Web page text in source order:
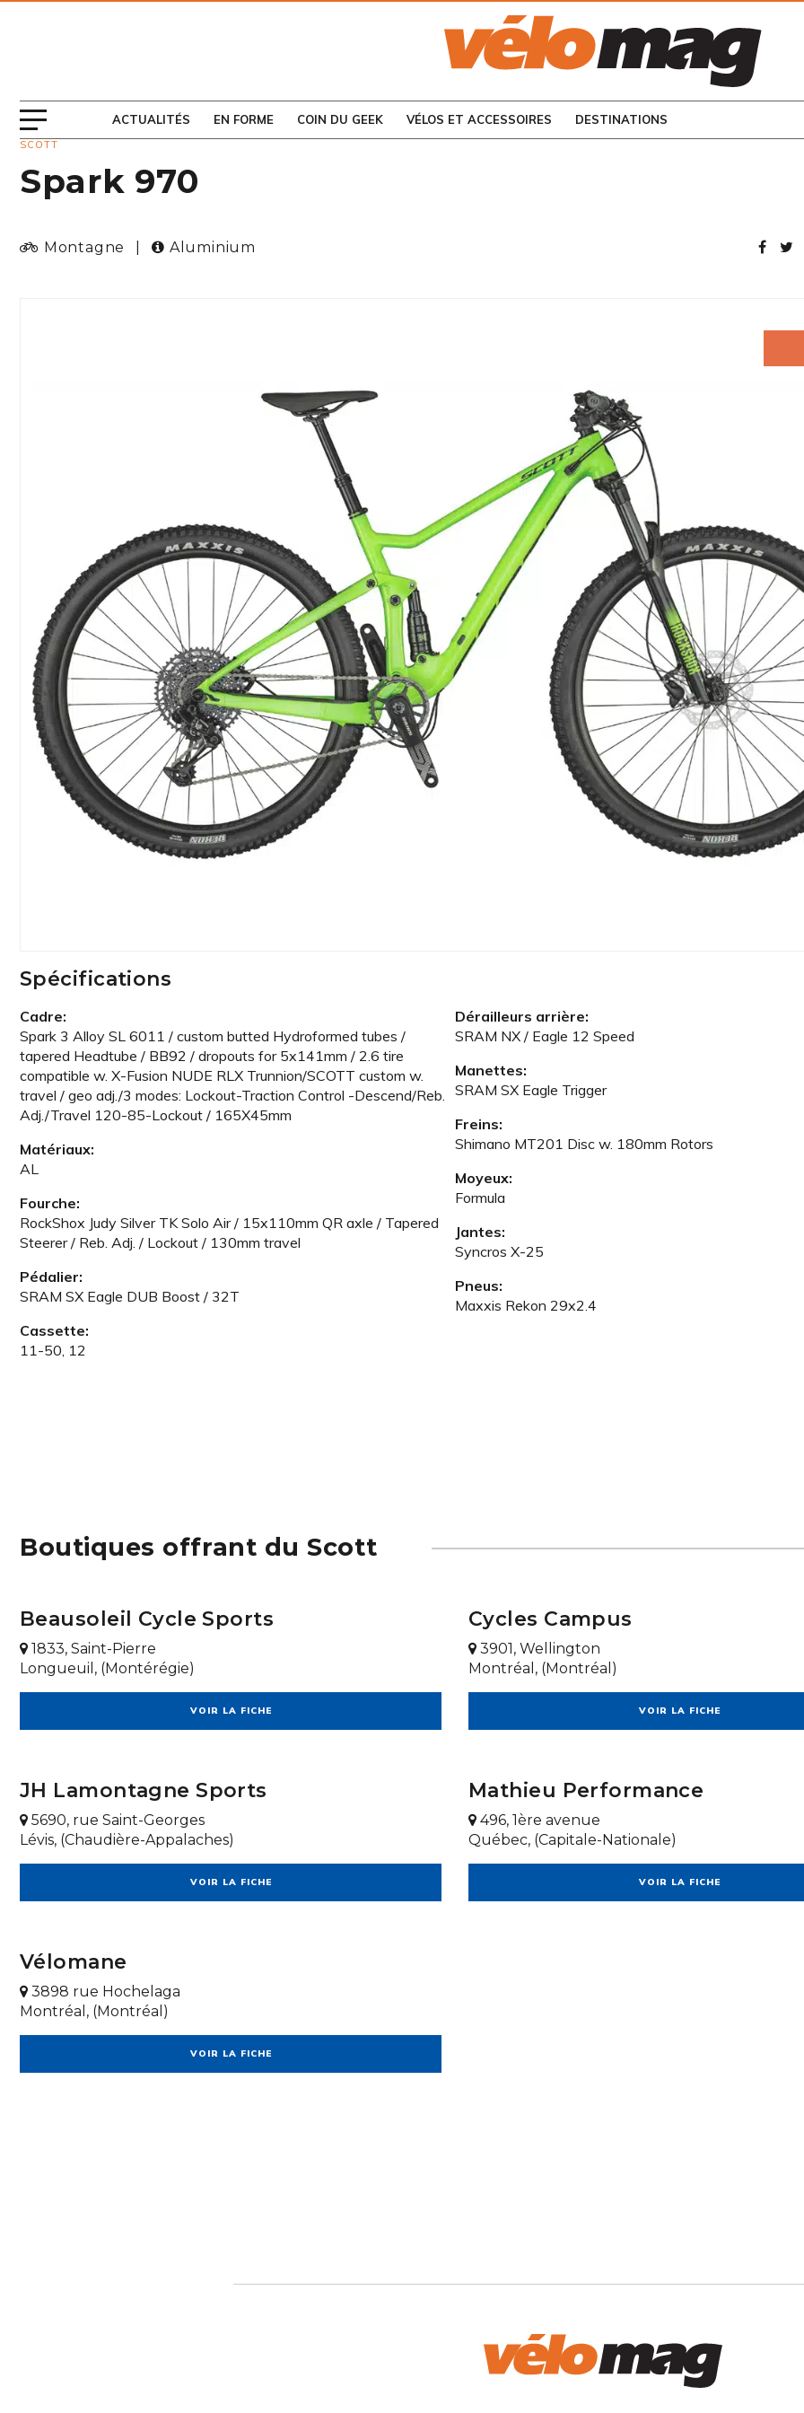
ACTUALITÉS EN FORME COIN DU GEEK VÉLOS ET ACCESSOIRES DESTINATIONS
CONSULTEZ LES
SCOTT
Spark 970
Montagne Aluminium
Spécifications
Cadre:
Spark 3 Alloy SL 6011 / custom butted Hydroformed tubes /
tapered Headtube / BB92 / dropouts for 5x141mm / 2.6 tire
compatible w. X-Fusion NUDE RLX Trunnion/SCOTT custom w.
travel / geo adj./3 modes: Lockout-Traction Control -Descend/Reb.
Adj./Travel 120-85-Lockout / 165X45mm
Matériaux:
AL
Fourche:
RockShox Judy Silver TK Solo Air / 15x110mm QR axle / Tapered
Steerer / Reb. Adj. / Lockout / 130mm travel
Pédalier:
SRAM SX Eagle DUB Boost / 32T
Cassette:
11-50, 12
Dérailleurs arrière:
SRAM NX / Eagle 12 Speed
Manettes:
SRAM SX Eagle Trigger
Freins:
Shimano MT201 Disc w. 180mm Rotors
Moyeux:
Formula
Jantes:
Syncros X-25
Pneus:
Maxxis Rekon 29x2.4
Boutiques offrant du Scott
Beausoleil Cycle Sports
1833, Saint-Pierre
Longueuil, (Montérégie)
VOIR LA FICHE
Cycles Campus
3901, Wellington
Montréal, (Montréal)
VOIR LA FICHE
JH Lamontagne Sports
5690, rue Saint-Georges
Lévis, (Chaudière-Appalaches)
VOIR LA FICHE
Mathieu Performance
496, 1ère avenue
Québec, (Capitale-Nationale)
VOIR LA FICHE
Vélomane
3898 rue Hochelaga
Montréal, (Montréal)
VOIR LA FICHE